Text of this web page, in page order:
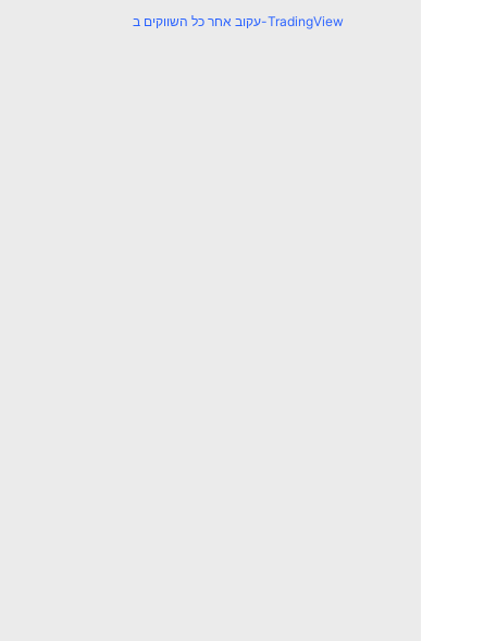
עקוב אחר כל השווקים ב-TradingView